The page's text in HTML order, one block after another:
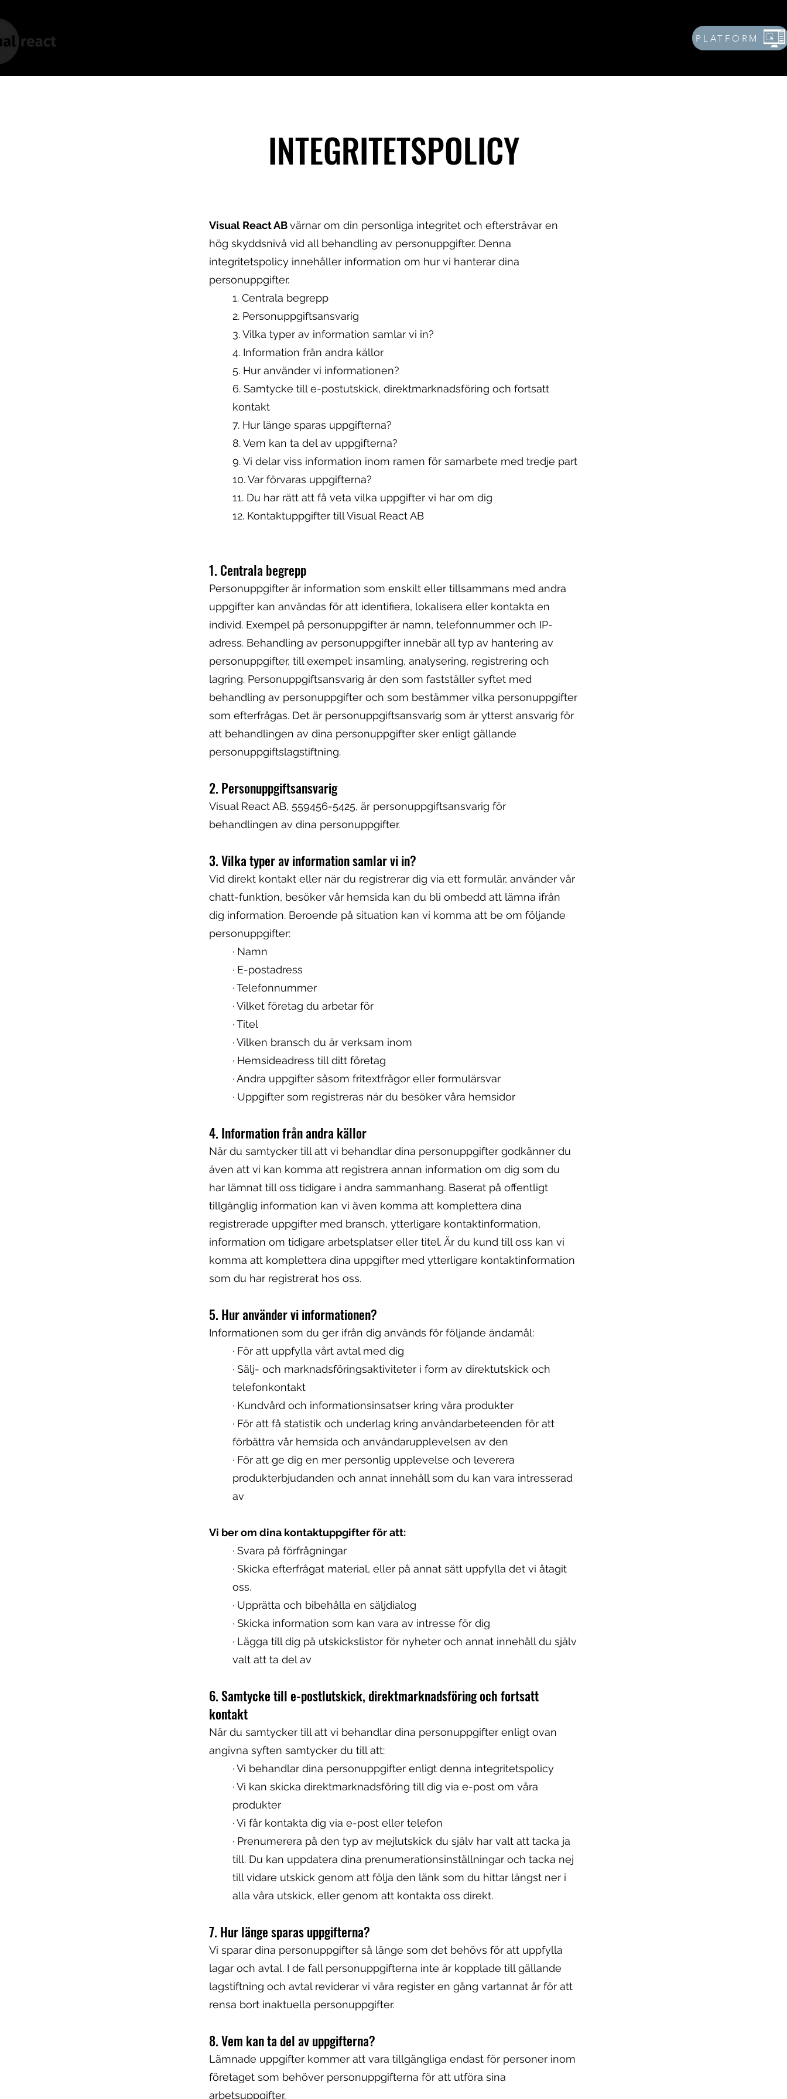
PLATFORM
INTEGRITETSPOLICY
Visual React ABvärnar om din personliga integritet och eftersträvar en
hög skyddsnivå vid all behandling av personuppgifter. Denna
integritetspolicy innehåller information om hur vi hanterar dina
personuppgifter.
1. Centrala begrepp
2. Personuppgiftsansvarig
3. Vilka typer av information samlar vi in?
4. Information från andra källor
5. Hur använder vi informationen?
6. Samtycke till e-postutskick, direktmarknadsföring och fortsatt
kontakt
7. Hur länge sparas uppgifterna?
8. Vem kan ta del av uppgifterna?
9. Vi delar viss information inom ramen för samarbete med tredje part
10. Var förvaras uppgifterna?
11. Du har rätt att få veta vilka uppgifter vi har om dig
12. Kontaktuppgifter till Visual React AB
1. Centrala begrepp
Personuppgifter är information som enskilt eller tillsammans med andra
uppgifter kan användas för att identifiera, lokalisera eller kontakta en
individ. Exempel på personuppgifter är namn, telefonnummer och IP-
adress. Behandling av personuppgifter innebär all typ av hantering av
personuppgifter, till exempel: insamling, analysering, registrering och
lagring. Personuppgiftsansvarig är den som fastställer syftet med
behandling av personuppgifter och som bestämmer vilka personuppgifter
som efterfrågas. Det är personuppgiftsansvarig som är ytterst ansvarig för
att behandlingen av dina personuppgifter sker enligt gällande
personuppgiftslagstiftning.
2. Personuppgiftsansvarig
Visual React AB, 559456-5425, är personuppgiftsansvarig för
behandlingen av dina personuppgifter.
3. Vilka typer av information samlar vi in?
Vid direkt kontakt eller när du registrerar dig via ett formulär, använder vår
chatt-funktion, besöker vår hemsida kan du bli ombedd att lämna ifrån
dig information. Beroende på situation kan vi komma att be om följande
personuppgifter:
· Namn
· E-postadress
· Telefonnummer
· Vilket företag du arbetar för
· Titel
· Vilken bransch du är verksam inom
· Hemsideadress till ditt företag
· Andra uppgifter såsom fritextfrågor eller formulärsvar
· Uppgifter som registreras när du besöker våra hemsidor
4. Information från andra källor
När du samtycker till att vi behandlar dina personuppgifter godkänner du
även att vi kan komma att registrera annan information om dig som du
har lämnat till oss tidigare i andra sammanhang. Baserat på offentligt
tillgänglig information kan vi även komma att komplettera dina
registrerade uppgifter med bransch, ytterligare kontaktinformation,
information om tidigare arbetsplatser eller titel. Är du kund till oss kan vi
komma att komplettera dina uppgifter med ytterligare kontaktinformation
som du har registrerat hos oss.
5. Hur använder vi informationen?
Informationen som du ger ifrån dig används för följande ändamål:
· För att uppfylla vårt avtal med dig
· Sälj- och marknadsföringsaktiviteter i form av direktutskick och
telefonkontakt
· Kundvård och informationsinsatser kring våra produkter
· För att få statistik och underlag kring användarbeteenden för att
förbättra vår hemsida och användarupplevelsen av den
· För att ge dig en mer personlig upplevelse och leverera
produkterbjudanden och annat innehåll som du kan vara intresserad
av
Vi ber om dina kontaktuppgifter för att:
· Svara på förfrågningar
· Skicka efterfrågat material, eller på annat sätt uppfylla det vi åtagit
oss.
· Upprätta och bibehålla en säljdialog
· Skicka information som kan vara av intresse för dig
· Lägga till dig på utskickslistor för nyheter och annat innehåll du själv
valt att ta del av
6. Samtycke till e-postlutskick, direktmarknadsföring och fortsatt
kontakt
När du samtycker till att vi behandlar dina personuppgifter enligt ovan
angivna syften samtycker du till att:
· Vi behandlar dina personuppgifter enligt denna integritetspolicy
· Vi kan skicka direktmarknadsföring till dig via e-post om våra
produkter
· Vi får kontakta dig via e-post eller telefon
· Prenumerera på den typ av mejlutskick du själv har valt att tacka ja
till. Du kan uppdatera dina prenumerationsinställningar och tacka nej
till vidare utskick genom att följa den länk som du hittar längst ner i
alla våra utskick, eller genom att kontakta oss direkt.
7. Hur länge sparas uppgifterna?
Vi sparar dina personuppgifter så länge som det behövs för att uppfylla
lagar och avtal. I de fall personuppgifterna inte är kopplade till gällande
lagstiftning och avtal reviderar vi våra register en gång vartannat år för att
rensa bort inaktuella personuppgifter.
8. Vem kan ta del av uppgifterna?
Lämnade uppgifter kommer att vara tillgängliga endast för personer inom
företaget som behöver personuppgifterna för att utföra sina
arbetsuppgifter.